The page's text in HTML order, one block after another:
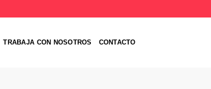
TRABAJA CON NOSOTROS CONTACTO